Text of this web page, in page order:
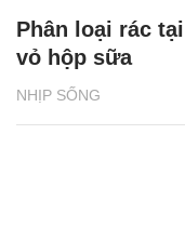
NHỊP SỐNG
Phân loại rác
vỏ hộp sữa